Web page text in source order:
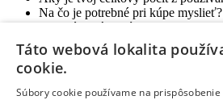
Na čo je potrebné pri kúpe myslieť?
Pre akého zákazníka je tento
Odoslať hodnotenie
Ďakujeme, tvoje hodnotenie bolo odoslané.
Blog
De’Longhi ECAM450.65.S Eletta
Táto webová lokalita
cookie.
Súbory cookie používame na